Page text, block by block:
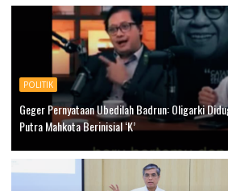
POLITIK
Geger Pernyataan Ubedilah Badrun: Oligarki
Putra Mahkota Berinisial ‘K’